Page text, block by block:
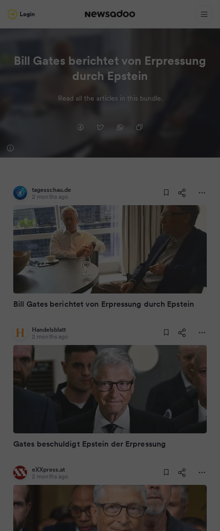
Login
Bill Gates berichtet von Erpressung
durch Epstein
Read all the articles in this bundle.
tagesschau.de
2 months ago
Bill Gates berichtet von Erpressung durch Epstein
Handelsblatt
2 months ago
Gates beschuldigt Epstein der Erpressung
eXXpress.at
2 months ago